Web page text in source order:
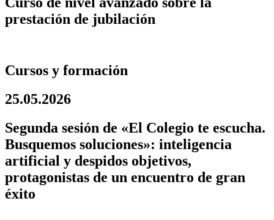
prestación de jubilación
Cursos y formación
25.05.2026
Segunda sesión de «El Colegio te escucha.
Busquemos soluciones»: inteligencia
artificial y despidos objetivos,
protagonistas de un encuentro de gran
éxito